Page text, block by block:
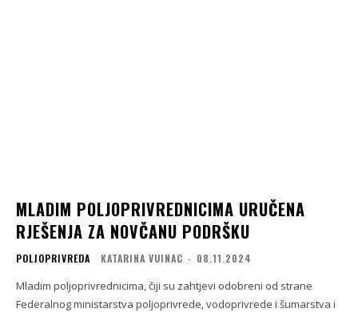
MLADIM POLJOPRIVREDNICIMA URUČENA
RJEŠENJA ZA NOVČANU PODRŠKU
POLJOPRIVREDA KATARINA VUINAC - 08.11.2024
Mladim poljoprivrednicima, čiji su zahtjevi odobreni od strane
Federalnog ministarstva poljoprivrede, vodoprivrede i šumarstva i